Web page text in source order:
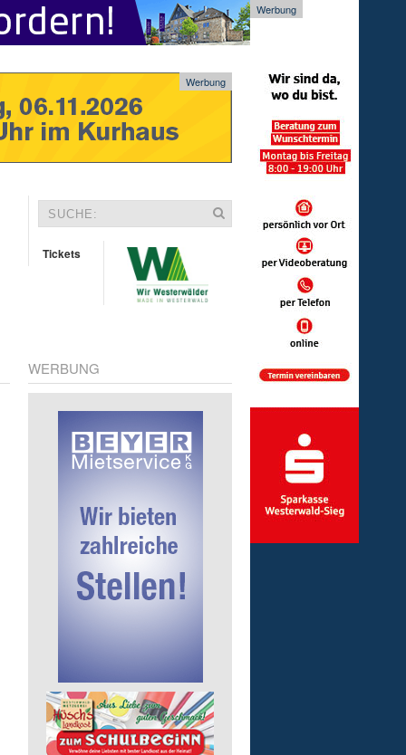
Werbung
Werbung
Tickets
WERBUNG